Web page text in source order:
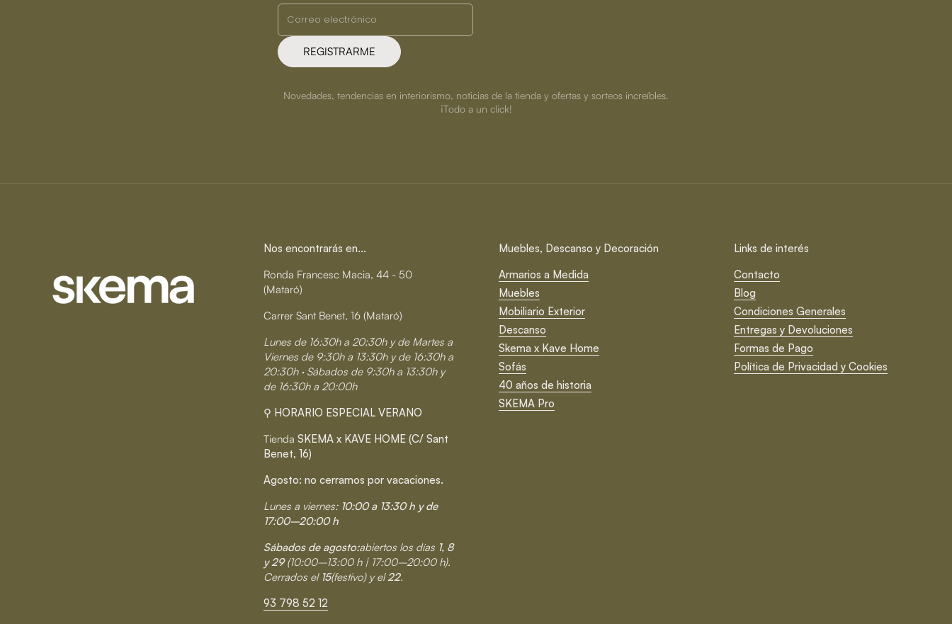
REGISTRARME
Novedades, tendencias en interiorismo, noticias de la tienda y ofertas y sorteos increíbles.
¡Todo a un click!
Nos encontrarás en...
Ronda Francesc Macia, 44 - 50
(Mataró)
Carrer Sant Benet, 16 (Mataró)
Lunes de 16:30h a 20:30h y de Martes a
Viernes de 9:30h a 13:30h y de 16:30h a
20:30h · Sábados de 9:30h a 13:30h y
de 16:30h a 20:00h
⚲ HORARIO ESPECIAL VERANO
Tienda SKEMA x KAVE HOME (C/ Sant
Benet, 16)
Agosto: no cerramos por vacaciones.
Lunes a viernes: 10:00 a 13:30 h y de
17:00–20:00 h
Sábados de agosto:abiertos los días 1, 8
y 29(10:00–13:00 h | 17:00–20:00 h).
Cerrados el 15(festivo) y el22.
93 798 52 12
Muebles, Descanso y Decoración
Armarios a Medida
Muebles
Mobiliario Exterior
Descanso
Skema x Kave Home
Sofás
40 años de historia
SKEMA Pro
Links de interés
Contacto
Blog
Condiciones Generales
Entregas y Devoluciones
Formas de Pago
Política de Privacidad y Cookies